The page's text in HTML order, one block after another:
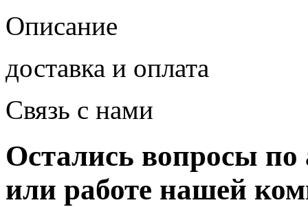
Описание
доставка и оплата
Связь с нами
Остались вопросы по
или работе нашей